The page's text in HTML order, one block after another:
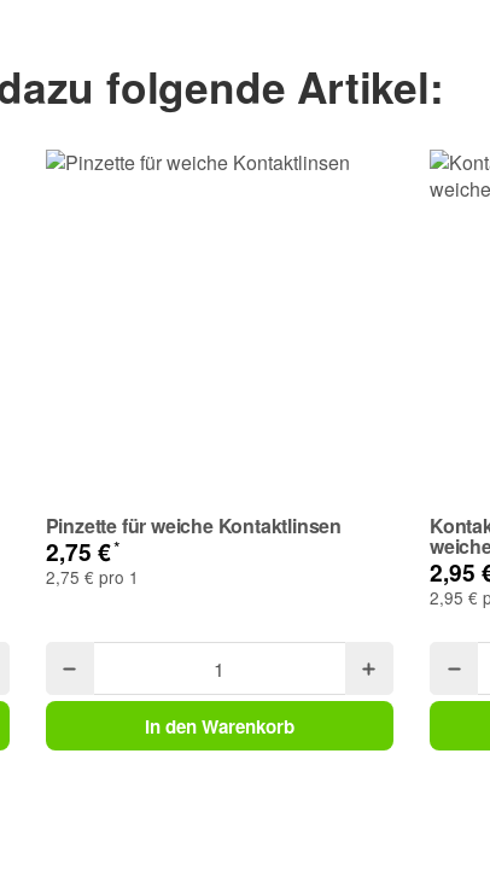
folgende Artikel:
Pinzette für weiche Kontaktlinsen
2,75 €*
2,75 € pro 1
In den Warenkorb
2,95
2,95 €